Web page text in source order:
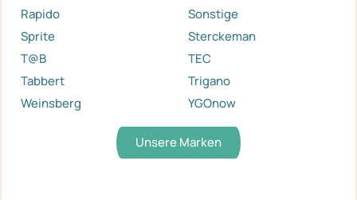
Rapido
Sonstige
Sprite
Sterckeman
T@B
TEC
Tabbert
Trigano
Weinsberg
YGOnow
Unsere Marken